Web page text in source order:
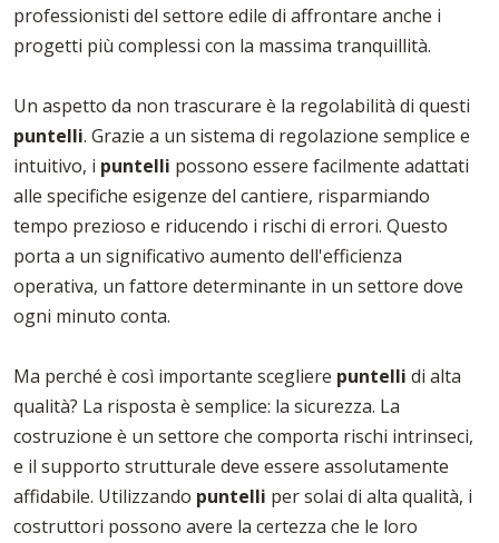
professionisti del settore edile di affrontare anche i
progetti più complessi con la massima tranquillità.
Un aspetto da non trascurare è la regolabilità di questi
puntelli. Grazie a un sistema di regolazione semplice e
intuitivo, i puntelli possono essere facilmente adattati
alle specifiche esigenze del cantiere, risparmiando
tempo prezioso e riducendo i rischi di errori. Questo
porta a un significativo aumento dell'efficienza
operativa, un fattore determinante in un settore dove
ogni minuto conta.
Ma perché è così importante scegliere puntelli di alta
qualità? La risposta è semplice: la sicurezza. La
costruzione è un settore che comporta rischi intrinseci,
e il supporto strutturale deve essere assolutamente
affidabile. Utilizzando puntelli per solai di alta qualità, i
costruttori possono avere la certezza che le loro